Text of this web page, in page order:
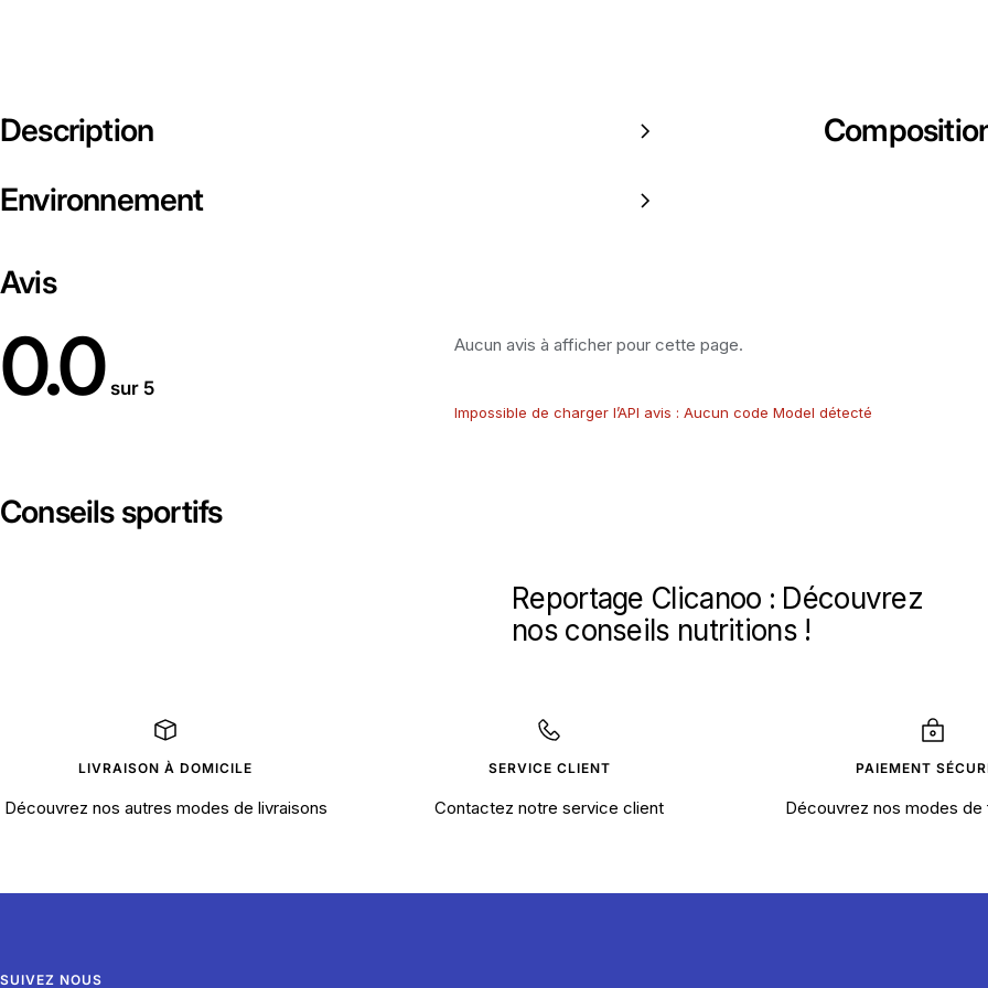
Description
Environnement
Avis
0.0 sur 5
Aucun avis à afficher pour cette page.
Impossible de charger l’API avis : Aucun code Model détecté
Conseils sportifs
Reportage Clicanoo : Découvrez
nos conseils nutritions !
LIVRAISON À DOMICILE
Découvrez nos autres modes de livraisons
SERVICE CLIENT
Contactez notre service client
PAIEMENT
Découvrez nos modes de
SUIVEZ NOUS